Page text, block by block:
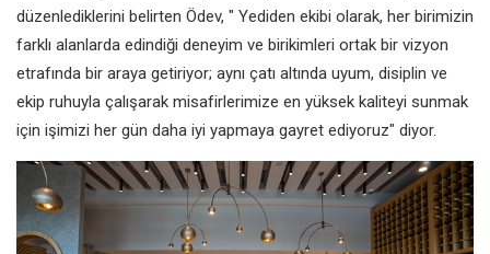
düzenlediklerini belirten Ödev, " Yediden ekibi olarak, her birimizin
farklı alanlarda edindiği deneyim ve birikimleri ortak bir vizyon
etrafında bir araya getiriyor; aynı çatı altında uyum, disiplin ve
ekip ruhuyla çalışarak misafirlerimize en yüksek kaliteyi sunmak
için işimizi her gün daha iyi yapmaya gayret ediyoruz" diyor.